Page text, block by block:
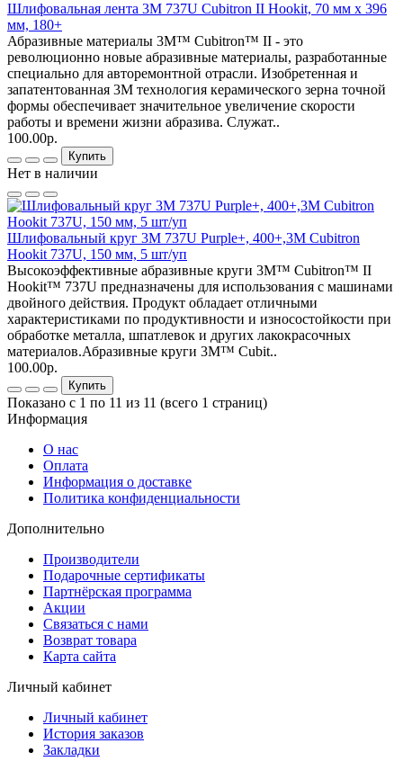
Шлифовальная лента 3М 737U Cubitron II Hookit, 70 мм x 396
мм, 180+
Абразивные материалы 3M™ Cubitron™ II - это
революционно новые абразивные материалы, разработанные
специально для авторемонтной отрасли. Изобретенная и
запатентованная 3M технология керамического зерна точной
формы обеспечивает значительное увеличение скорости
работы и времени жизни абразива. Служат..
100.00р.
Купить
Нет в наличии
Шлифовальный круг 3М 737U Purple+, 400+,3M Cubitron
Hookit 737U, 150 мм, 5 шт/уп
Высокоэффективные абразивные круги 3M™ Cubitron™ II
Hookit™ 737U предназначены для использования с машинами
двойного действия. Продукт обладает отличными
характеристиками по продуктивности и износостойкости при
обработке металла, шпатлевок и других лакокрасочных
материалов.Абразивные круги 3M™ Cubit..
100.00р.
Купить
Показано с 1 по 11 из 11 (всего 1 страниц)
Информация
О нас
Оплата
Информация о доставке
Политика конфиденциальности
Дополнительно
Производители
Подарочные сертификаты
Партнёрская программа
Акции
Связаться с нами
Возврат товара
Карта сайта
Личный кабинет
Личный кабинет
История заказов
Закладки